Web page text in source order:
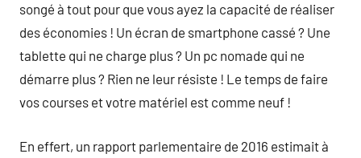
songé à tout pour que vous ayez la capacité de réaliser
des économies ! Un écran de smartphone cassé ? Une
tablette qui ne charge plus ? Un pc nomade qui ne
démarre plus ? Rien ne leur résiste ! Le temps de faire
vos courses et votre matériel est comme neuf !
En effert, un rapport parlementaire de 2016 estimait à